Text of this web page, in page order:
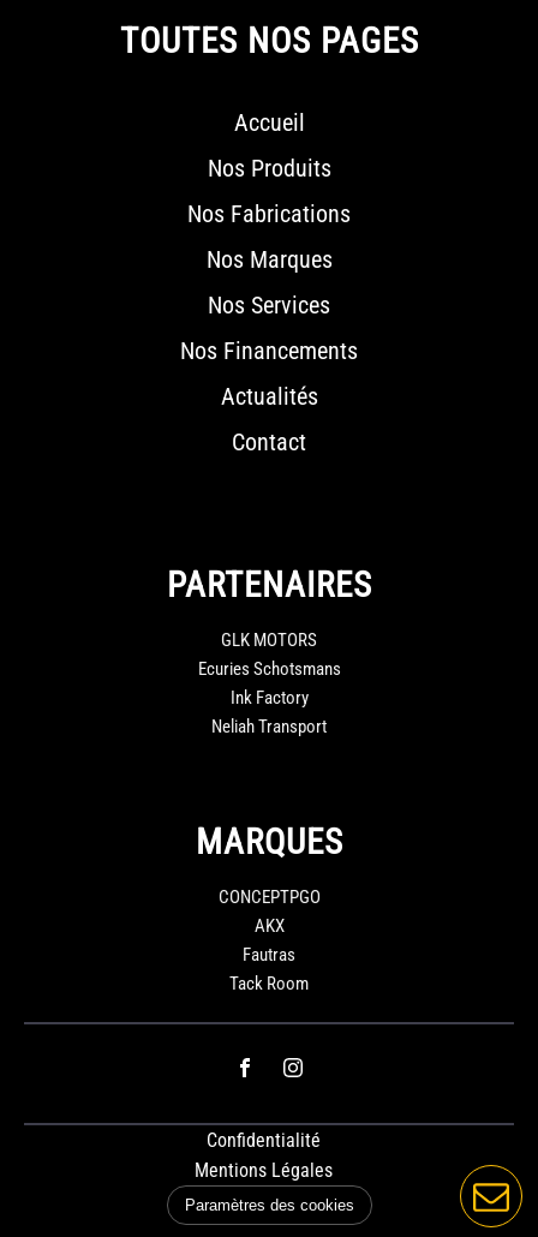
TOUTES NOS PAGES
Accueil
Nos Produits
Nos Fabrications
Nos Marques
Nos Services
Nos Financements
Actualités
Contact
PARTENAIRES
GLK MOTORS
Ecuries Schotsmans
Ink Factory
Neliah Transport
MARQUES
CONCEPTPGO
AKX
Fautras
Tack Room
Confidentialité
Mentions Légales
Paramètres des cookies